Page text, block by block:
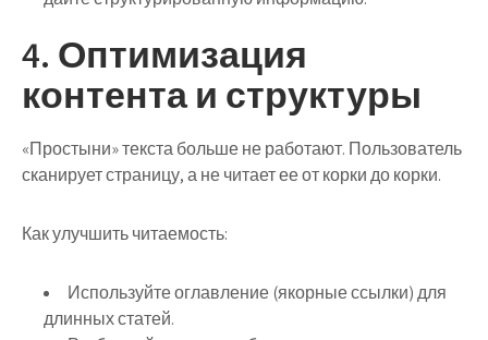
4. Оптимизация
контента и структуры
«Простыни» текста больше не работают. Пользователь
сканирует страницу, а не читает ее от корки до корки.
Как улучшить читаемость:
Используйте оглавление (якорные ссылки) для
длинных статей.